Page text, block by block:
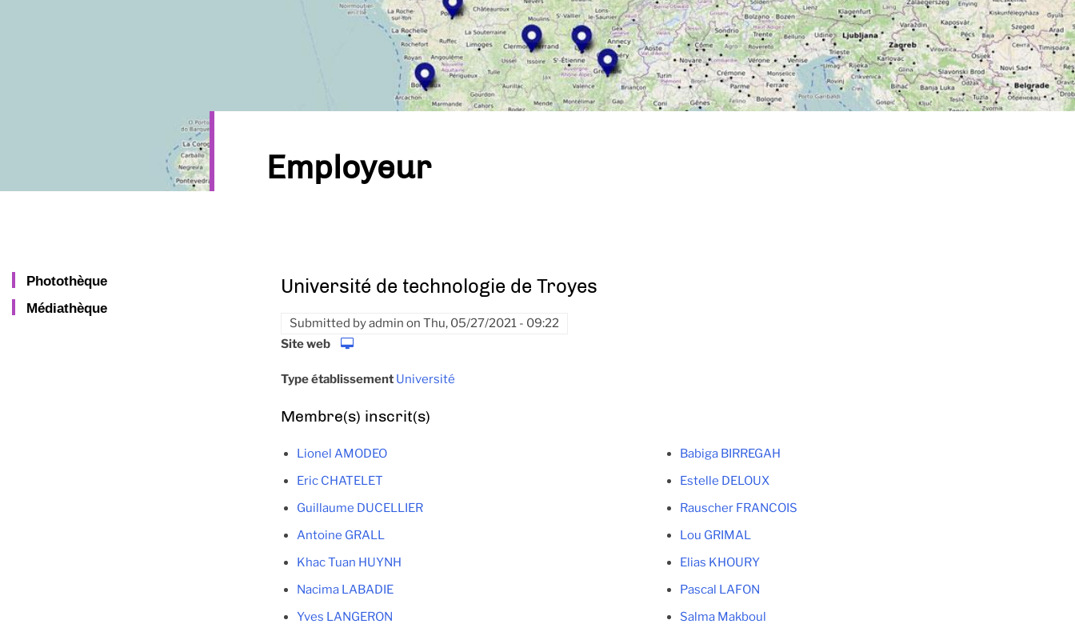
Employeur
Photothèque
Médiathèque
Université de technologie de Troyes
Submitted byadmin on Thu, 05/27/2021 - 09:22
Site web
Type établissement Université
Membre(s) inscrit(s)
Lionel AMODEO
Babiga BIRREGAH
Eric CHATELET
Estelle DELOUX
Guillaume DUCELLIER
Rauscher FRANCOIS
Antoine GRALL
Lou GRIMAL
Khac Tuan HUYNH
Elias KHOURY
Nacima LABADIE
Pascal LAFON
Yves LANGERON
Salma Makboul